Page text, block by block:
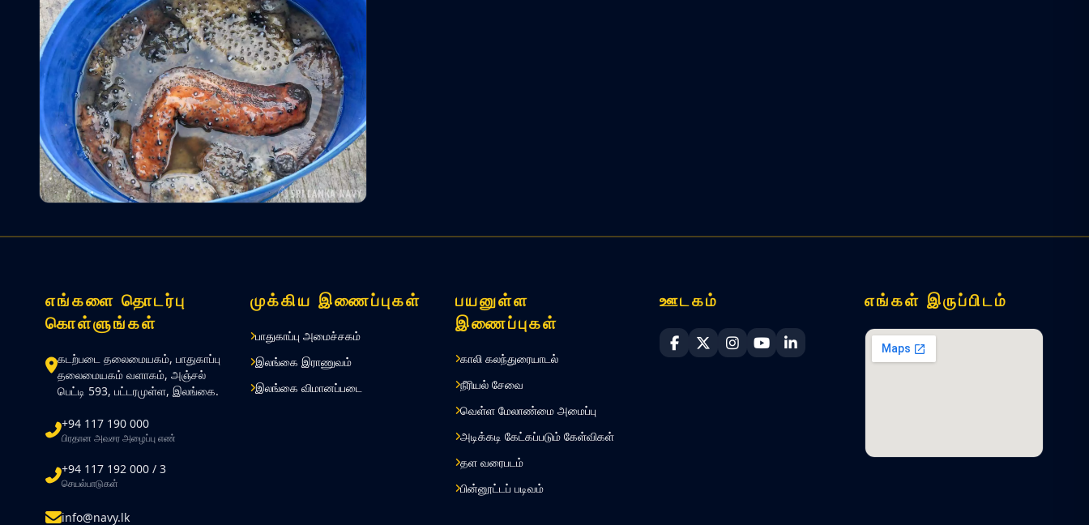
எங்களை தொடர்பு
கொள்ளுங்கள்
கடற்படை தலைமையகம், பாதுகாப்பு
தலைமையகம் வளாகம், அஞ்சல்
பெட்டி 593, பட்டரமுள்ள, இலங்கை.
+94 117 190 000
பிரதான அவசர அழைப்பு எண்
+94 117 192 000 / 3
செயல்பாடுகள்
info@navy.lk
முக்கிய இணைப்புகள்
பாதுகாப்பு அமைச்சகம்
இலங்கை இராணுவம்
இலங்கை விமானப்படை
பயனுள்ள
இணைப்புகள்
காலி கலந்துரையாடல்
நீரியல் சேவை
வெள்ள மேலாண்மை அமைப்பு
அடிக்கடி கேட்கப்படும் கேள்விகள்
தள வரைபடம்
பின்னூட்டப் படிவம்
ஊடகம்
Sri Lanka Navy Facebook
Sri Lanka Navy X
Sri Lanka Navy Instagram
Sri Lanka Navy YouTube
Sri Lanka Navy LinkedIn
எங்கள் இருப்பிடம்